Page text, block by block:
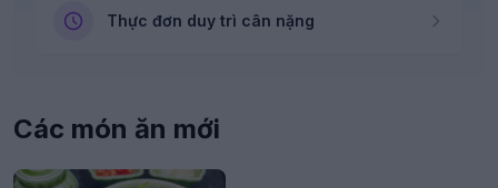
Thực đơn duy trì cân nặng
Các món ăn mới